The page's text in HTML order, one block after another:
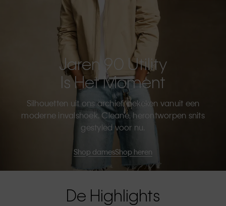
Jaren 90 Utility
Is Het Moment
Silhouetten uit ons archief, bekeken vanuit een
moderne invalshoek. Cleane, herontworpen snits
gestyled voor nu.
Shop damesShop heren
De Highlights